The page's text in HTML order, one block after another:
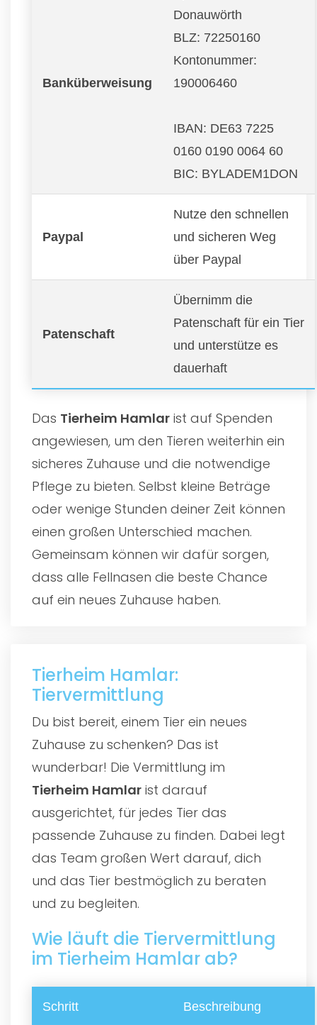
Banküberweisung
Donauwörth
BLZ: 72250160
Kontonummer:
190006460
IBAN: DE63 7225
0160 0190 0064 60
BIC: BYLADEM1DON
Paypal
Nutze den schnellen
und sicheren Weg
über Paypal
Patenschaft
Übernimm die
Patenschaft für ein Tier
und unterstütze es
dauerhaft
Das Tierheim Hamlar ist auf Spenden
angewiesen, um den Tieren weiterhin ein
sicheres Zuhause und die notwendige
Pflege zu bieten. Selbst kleine Beträge
oder wenige Stunden deiner Zeit können
einen großen Unterschied machen.
Gemeinsam können wir dafür sorgen,
dass alle Fellnasen die beste Chance
auf ein neues Zuhause haben.
Tierheim Hamlar:
Tiervermittlung
Du bist bereit, einem Tier ein neues
Zuhause zu schenken? Das ist
wunderbar! Die Vermittlung im
Tierheim Hamlar ist darauf
ausgerichtet, für jedes Tier das
passende Zuhause zu finden. Dabei legt
das Team großen Wert darauf, dich
und das Tier bestmöglich zu beraten
und zu begleiten.
Wie läuft die Tiervermittlung
im Tierheim Hamlar ab?
Schritt Beschreibung